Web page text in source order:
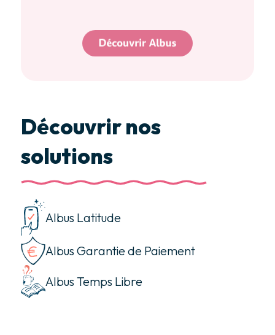
Découvrir nos
solutions
Albus Latitude
Albus Garantie de Paiement
Albus Temps Libre